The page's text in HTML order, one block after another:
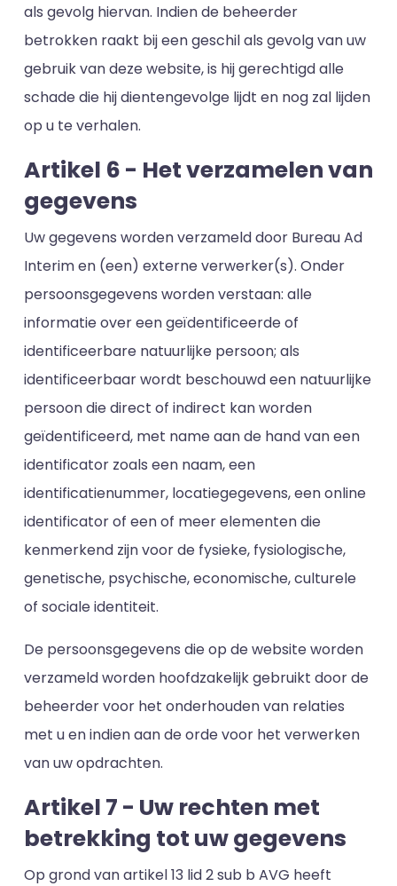
als gevolg hiervan. Indien de beheerder
betrokken raakt bij een geschil als gevolg van uw
gebruik van deze website, is hij gerechtigd alle
schade die hij dientengevolge lijdt en nog zal lijden
op u te verhalen.
Artikel 6 - Het verzamelen van
gegevens
Uw gegevens worden verzameld door Bureau Ad
Interim en (een) externe verwerker(s). Onder
persoonsgegevens worden verstaan: alle
informatie over een geïdentificeerde of
identificeerbare natuurlijke persoon; als
identificeerbaar wordt beschouwd een natuurlijke
persoon die direct of indirect kan worden
geïdentificeerd, met name aan de hand van een
identificator zoals een naam, een
identificatienummer, locatiegegevens, een online
identificator of een of meer elementen die
kenmerkend zijn voor de fysieke, fysiologische,
genetische, psychische, economische, culturele
of sociale identiteit.
De persoonsgegevens die op de website worden
verzameld worden hoofdzakelijk gebruikt door de
beheerder voor het onderhouden van relaties
met u en indien aan de orde voor het verwerken
van uw opdrachten.
Artikel 7 - Uw rechten met
betrekking tot uw gegevens
Op grond van artikel 13 lid 2 sub b AVG heeft